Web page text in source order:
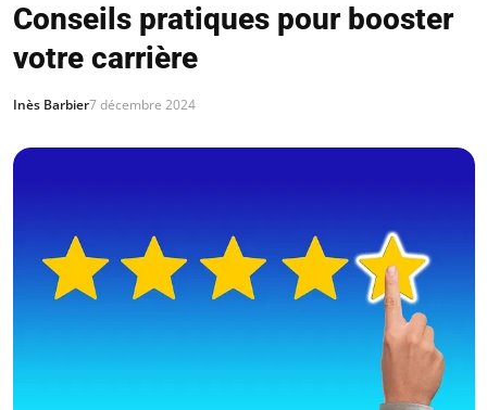
Conseils pratiques pour booster
votre carrière
Inès Barbier7 décembre 2024